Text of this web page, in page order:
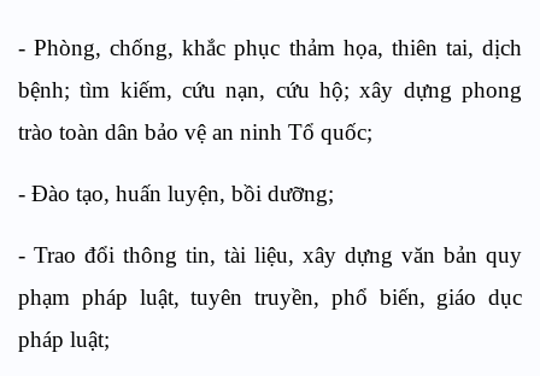
- Phòng, chống, khắc phục thảm họa, thiên tai, dịch
bệnh;tìm kiếm, cứu nạn, cứu hộ; xây dựng phong
trào toàn dân bảo vệ an ninh Tổ quốc;
- Đào tạo, huấn luyện, bồi dưỡng;
- Trao đổi thông tin, tài liệu, xây dựng văn bản quy
phạm pháp luật, tuyên truyền, phổ biến, giáo dục
pháp luật;